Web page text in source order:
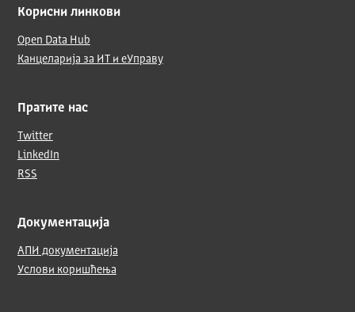
Корисни линкови
Open Data Hub
Канцеларија за ИТ и еУправу
Пратите нас
Twitter
LinkedIn
RSS
Документација
АПИ документација
Услови коришћења